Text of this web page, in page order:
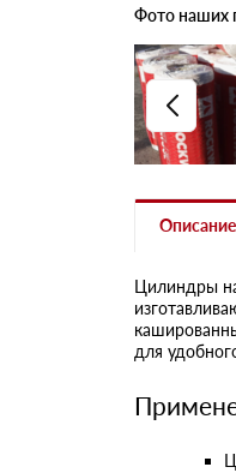
Фото наших
Описание
Цилиндры
для